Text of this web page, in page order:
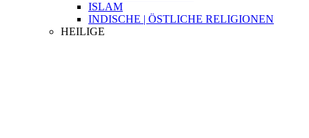
ISLAM
INDISCHE | ÖSTLICHE RELIGIONEN
HEILIGE